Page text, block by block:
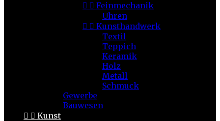
  Feinmechanik
Uhren
  Kunsthandwerk
Textil
Teppich
Keramik
Holz
Metall
Schmuck
Gewerbe
Bauwesen
  Kunst